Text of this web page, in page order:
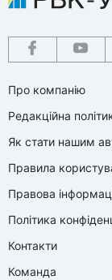
Про компанію
Редакційна
Як стати нашим
Правила
Правова
Політика
Контакти
Команда